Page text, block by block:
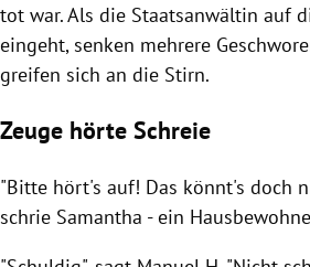
tot war. Als die Staatsanwältin auf
eingeht, senken mehrere
greifen sich an die Stirn.
Zeuge hörte Schreie
"Bitte hört's auf! Das könnt's doch
schrie Samantha - ein